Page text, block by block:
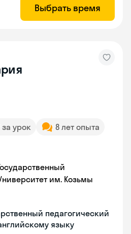
Выбрать время
за урок
8 лет опыта
им. Козьмы
педагогический
языку